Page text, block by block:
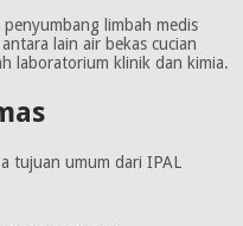
penyumbang limbah medis
lain air bekas cucian
laboratorium klinik dan kimia.
tujuan umum dari IPAL